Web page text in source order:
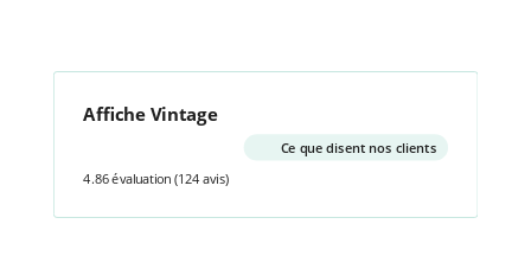
Affiche Vintage
Ce que disent nos clients
4.86 évaluation (124 avis)